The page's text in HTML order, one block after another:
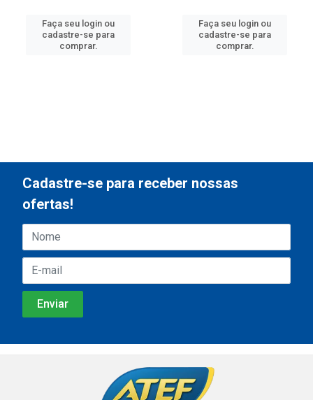
Faça seu login ou
cadastre-se para
comprar.
Faça seu login ou
cadastre-se para
comprar.
Cadastre-se para receber nossas
ofertas!